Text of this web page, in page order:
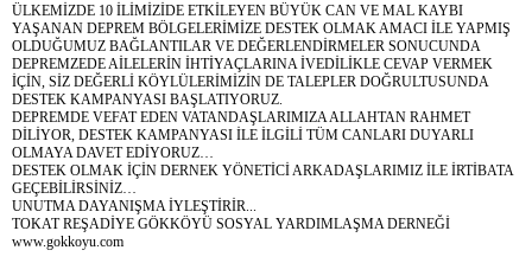
ÜLKEMİZDE 10 İLİMİZİDE ETKİLEYEN BÜYÜK CAN VE MAL KAYBI
YAŞANAN DEPREM BÖLGELERİMİZE DESTEK OLMAK AMACI İLE YAPMIŞ
OLDUĞUMUZ BAĞLANTILAR VE DEĞERLENDİRMELER SONUCUNDA
DEPREMZEDE AİLELERİN İHTİYAÇLARINA İVEDİLİKLE CEVAP VERMEK
İÇİN, SİZ DEĞERLİ KÖYLÜLERİMİZİN DE TALEPLER DOĞRULTUSUNDA
DESTEK KAMPANYASI BAŞLATIYORUZ.
DEPREMDE VEFAT EDEN VATANDAŞLARIMIZA ALLAHTAN RAHMET
DİLİYOR, DESTEK KAMPANYASI İLE İLGİLİ TÜM CANLARI DUYARLI
OLMAYA DAVET EDİYORUZ…
DESTEK OLMAK İÇİN DERNEK YÖNETİCİ ARKADAŞLARIMIZ İLE İRTİBATA
GEÇEBİLİRSİNİZ…
UNUTMA DAYANIŞMA İYLEŞTİRİR...
TOKAT REŞADİYE GÖKKÖYÜ SOSYAL YARDIMLAŞMA DERNEĞİ
www.gokkoyu.com